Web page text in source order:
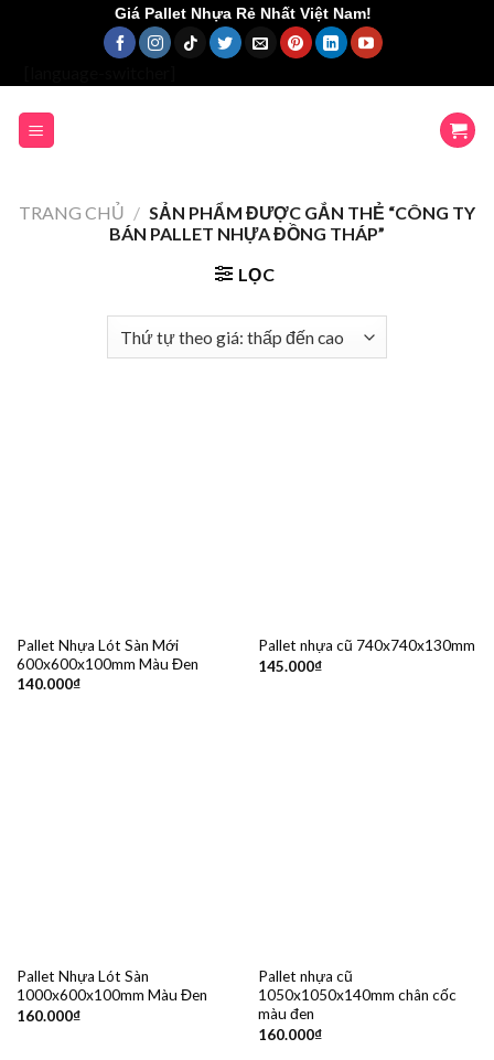
Giá Pallet Nhựa Rẻ Nhất Việt Nam!
TRANG CHỦ / SẢN PHẨM ĐƯỢC GẮN THẺ “CÔNG TY
BÁN PALLET NHỰA ĐỒNG THÁP”
LỌC
Pallet Nhựa Lót Sàn Mới
600x600x100mm Màu Đen
140.000₫
Pallet nhựa cũ 740x740x130mm
145.000₫
Pallet Nhựa Lót Sàn
1000x600x100mm Màu Đen
160.000₫
Pallet nhựa cũ
1050x1050x140mm chân cốc
màu đen
160.000₫